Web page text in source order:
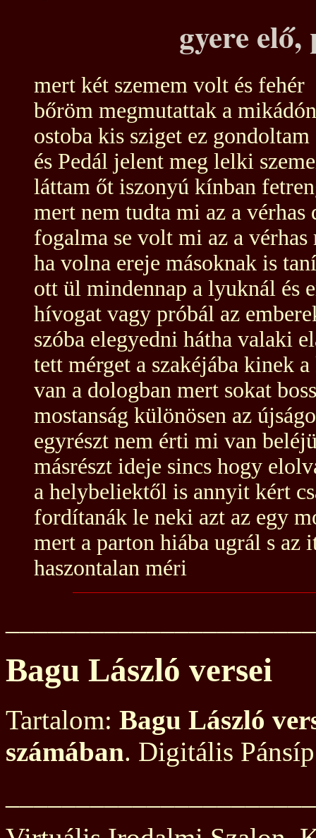
gyere
mert két szemem volt és fehér
bőröm megmutattak a
ostoba kis sziget ez gondoltam
és Pedál jelent meg lelki
láttam őt iszonyú kínban
mert nem tudta mi az a vérhas
fogalma se volt mi az a vérhas
ha volna ereje másoknak is
ott ül mindennap a lyuknál és
hívogat vagy próbál az
szóba elegyedni hátha valaki
tett mérget a szakéjába kinek a
van a dologban mert sokat
mostanság különösen az
egyrészt nem érti mi van
másrészt ideje sincs hogy
a helybeliektől is annyit kért
fordítanák le neki azt az egy
mert a parton hiába ugrál s az
haszontalan méri
Bagu László versei
Tartalom: Bagu László
számában. Digitális